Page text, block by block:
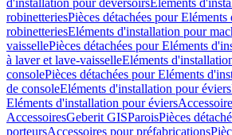
d'installation pour déversoirsEléments
robinetteriesPièces détachées pour
robinetteriesEléments d'installation pour
vaissellePièces détachées pour Eléments
à laver et lave-vaisselleEléments
consolePièces détachées pour Eléments
de consoleEléments d'installation pour éviers
Eléments d'installation pour éviers
AccessoiresGeberit GISParoisPièces
porteursAccessoires pour préfabrications